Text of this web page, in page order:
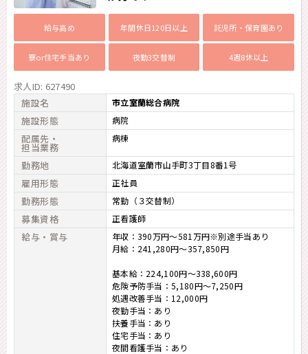
給与高め 年間休日120日以上 託児所・保育園あり
寮or住宅手当あり 夜勤3交替制 4週8休以上
求人ID: 627490
施設名
市立室蘭総合病院
施設形態 病院
配属先・
担当業務
病棟
勤務地 北海道室蘭市山手町3丁目8番1号
雇用形態 正社員
勤務形態 常勤（３交替制）
募集資格 正看護師
給与・賞与
年収：390万円～581万円※別途手当あり
月給：241,280円～357,850円
基本給：224,100円～338,600円
危険予防手当：5,180円～7,250円
処遇改善手当：12,000円
夜勤手当：あり
扶養手当：あり
住宅手当：あり
夜間看護手当：あり